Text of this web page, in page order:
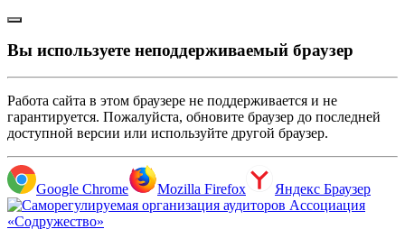
Вы используете неподдерживаемый браузер
Работа сайта в этом браузере не поддерживается и не
гарантируется. Пожалуйста, обновите браузер до последней
доступной версии или используйте другой браузер.
Google Chrome Mozilla Firefox Яндекс Браузер